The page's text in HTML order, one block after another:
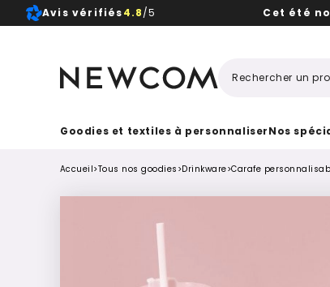
Avis vérifiés4.8/5 Cet été
Goodies et textiles à personnaliserNos
Accueil>Tous nos goodies >Drinkware>Carafe